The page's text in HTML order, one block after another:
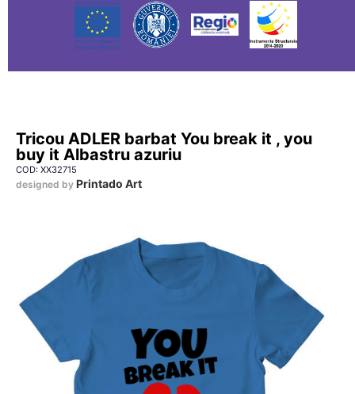
Tricou ADLER barbat You break it , you
buy it Albastru azuriu
COD: XX32715
designed by Printado Art